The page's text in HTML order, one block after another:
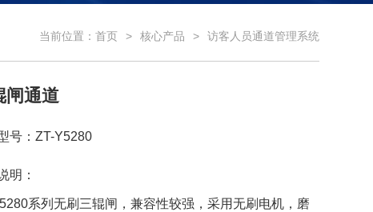
当前位置： 首页 核心产品 访客人员通道管理系统
闸通道
号：ZT-Y5280
明：
系列无刷三辊闸，兼容性较强，采用无刷电机，磨